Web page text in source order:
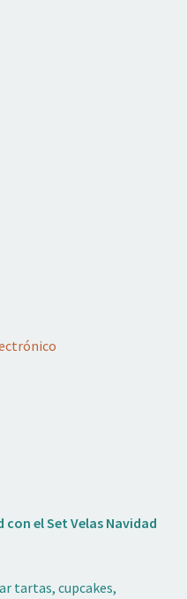
con el Set Velas Navidad
tartas, cupcakes,